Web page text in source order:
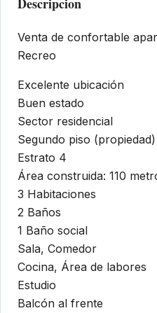
Venta de confortable
Recreo
Excelente ubicación
Buen estado
Sector residencial
Segundo piso (propiedad)
Estrato 4
Área construida: 110
3 Habitaciones
2 Baños
1 Baño social
Sala, Comedor
Cocina, Área de labores
Estudio
Balcón al frente